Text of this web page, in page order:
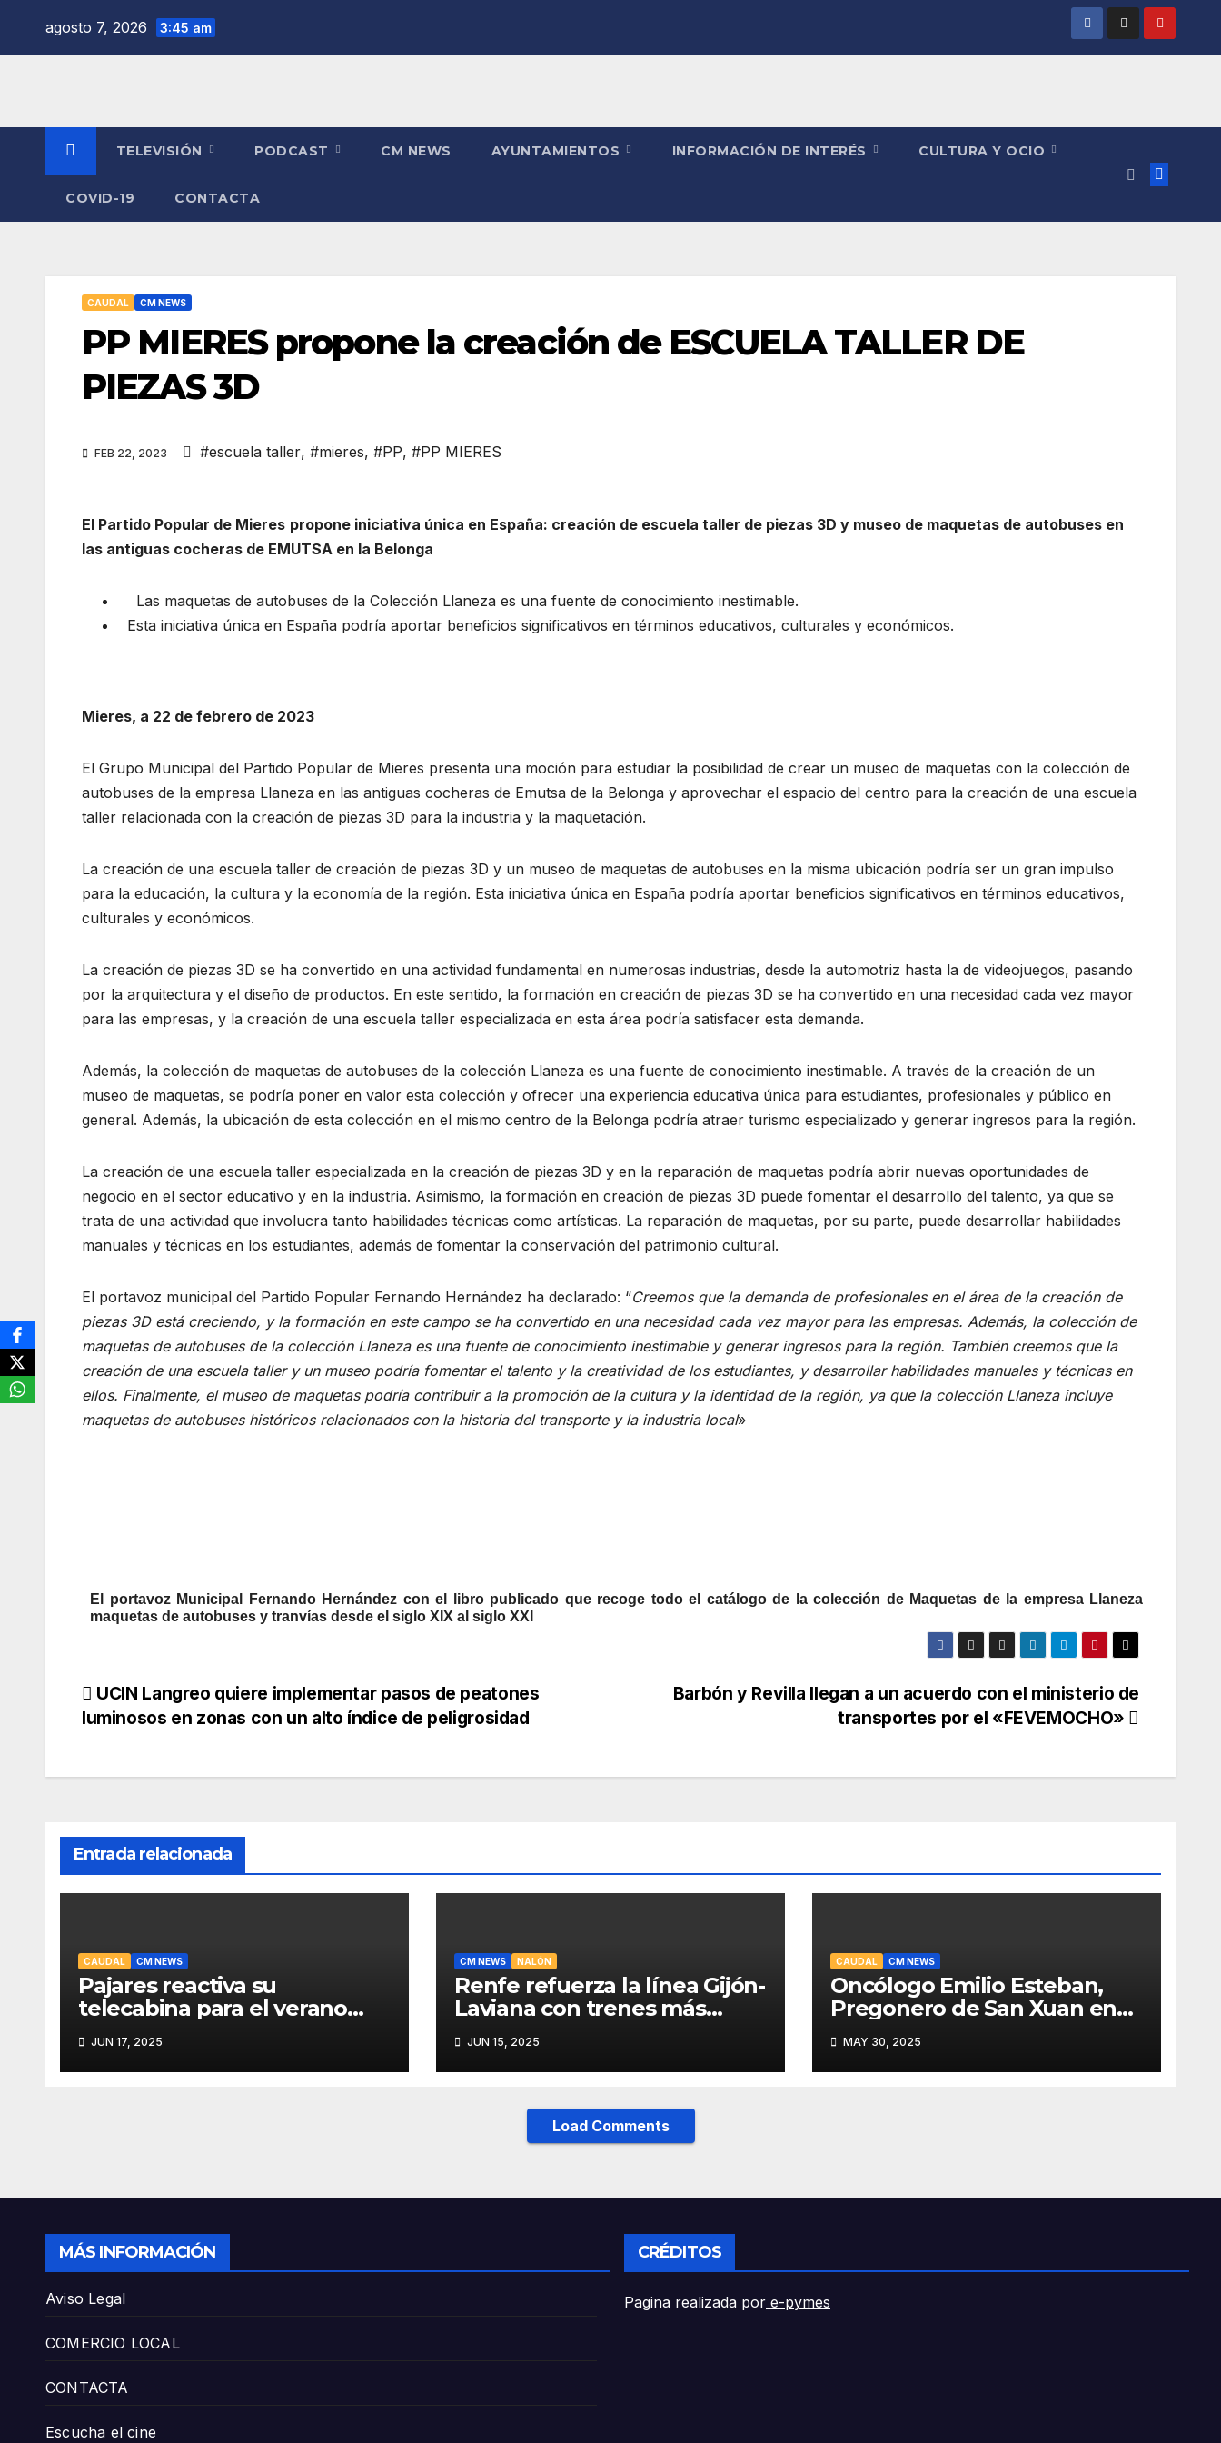
agosto 7, 2026 3:45 am
TELEVISIÓN PODCAST CM NEWS AYUNTAMIENTOS INFORMACIÓN DE INTERÉS CULTURA Y OCIO
COVID-19 CONTACTA
CAUDAL CM NEWS
PP MIERES propone la creación de ESCUELA TALLER DE
PIEZAS 3D
FEB 22, 2023 #escuela taller, #mieres, #PP, #PP MIERES
El Partido Popular de Mieres propone iniciativa única en España: creación de escuela taller de piezas 3D y museo de maquetas de autobuses en
las antiguas cocheras de EMUTSA en la Belonga
Las maquetas de autobuses de la Colección Llaneza es una fuente de conocimiento inestimable.
Esta iniciativa única en España podría aportar beneficios significativos en términos educativos, culturales y económicos.
Mieres, a 22 de febrero de 2023
El Grupo Municipal del Partido Popular de Mieres presenta una moción para estudiar la posibilidad de crear un museo de maquetas con la colección de
autobuses de la empresa Llaneza en las antiguas cocheras de Emutsa de la Belonga y aprovechar el espacio del centro para la creación de una escuela
taller relacionada con la creación de piezas 3D para la industria y la maquetación.
La creación de una escuela taller de creación de piezas 3D y un museo de maquetas de autobuses en la misma ubicación podría ser un gran impulso
para la educación, la cultura y la economía de la región. Esta iniciativa única en España podría aportar beneficios significativos en términos educativos,
culturales y económicos.
La creación de piezas 3D se ha convertido en una actividad fundamental en numerosas industrias, desde la automotriz hasta la de videojuegos, pasando
por la arquitectura y el diseño de productos. En este sentido, la formación en creación de piezas 3D se ha convertido en una necesidad cada vez mayor
para las empresas, y la creación de una escuela taller especializada en esta área podría satisfacer esta demanda.
Además, la colección de maquetas de autobuses de la colección Llaneza es una fuente de conocimiento inestimable. A través de la creación de un
museo de maquetas, se podría poner en valor esta colección y ofrecer una experiencia educativa única para estudiantes, profesionales y público en
general. Además, la ubicación de esta colección en el mismo centro de la Belonga podría atraer turismo especializado y generar ingresos para la región.
La creación de una escuela taller especializada en la creación de piezas 3D y en la reparación de maquetas podría abrir nuevas oportunidades de
negocio en el sector educativo y en la industria. Asimismo, la formación en creación de piezas 3D puede fomentar el desarrollo del talento, ya que se
trata de una actividad que involucra tanto habilidades técnicas como artísticas. La reparación de maquetas, por su parte, puede desarrollar habilidades
manuales y técnicas en los estudiantes, además de fomentar la conservación del patrimonio cultural.
El portavoz municipal del Partido Popular Fernando Hernández ha declarado: “Creemos que la demanda de profesionales en el área de la creación de
piezas 3D está creciendo, y la formación en este campo se ha convertido en una necesidad cada vez mayor para las empresas. Además, la colección de
maquetas de autobuses de la colección Llaneza es una fuente de conocimiento inestimable y generar ingresos para la región. También creemos que la
creación de una escuela taller y un museo podría fomentar el talento y la creatividad de los estudiantes, y desarrollar habilidades manuales y técnicas en
ellos. Finalmente, el museo de maquetas podría contribuir a la promoción de la cultura y la identidad de la región, ya que la colección Llaneza incluye
maquetas de autobuses históricos relacionados con la historia del transporte y la industria local»
El portavoz Municipal Fernando Hernández con el libro publicado que recoge todo el catálogo de la colección de Maquetas de la empresa Llaneza
maquetas de autobuses y tranvías desde el siglo XIX al siglo XXI
Navegación
entradas
Barbón y Revilla llegan a un acuerdo con el ministerio de
transportes por el «FEVEMOCHO»
UCIN Langreo quiere implementar pasos de peatones
luminosos en zonas con un alto índice de peligrosidad
Entrada relacionada
CAUDAL CM NEWS
Pajares reactiva su
telecabina para el verano
con un amplio programa de
actividades
JUN 17, 2025
CM NEWS NALÓN
Renfe refuerza la línea Gijón-
Laviana con trenes más
fiables y mejor servicio para
recuperar viajeros
JUN 15, 2025
CAUDAL CM NEWS
Oncólogo Emilio Esteban,
Pregonero de San Xuan en
Mieres: Un Honor para Turón
y el HUCA
MAY 30, 2025
Load Comments
MÁS INFORMACIÓN
Aviso Legal
COMERCIO LOCAL
CONTACTA
Escucha el cine
CRÉDITOS
Pagina realizada por e-pymes